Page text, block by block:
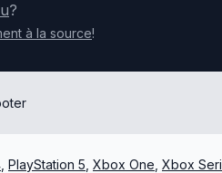
?
à la source!
PlayStation 5 Xbox One Xbox